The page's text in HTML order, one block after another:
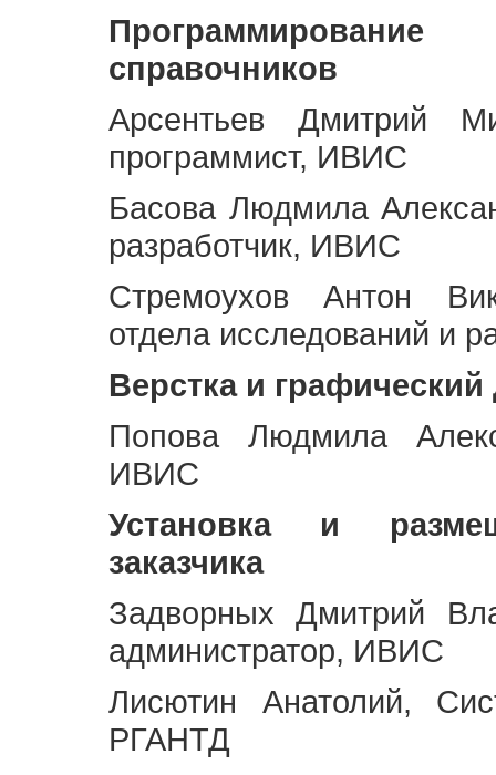
Программирование
справочников
Арсентьев Дмитрий
программист, ИВИС
Басова Людмила
разработчик, ИВИС
Стремоухов Антон
отдела исследований и
Верстка и графический
Попова Людмила
ИВИС
Установка и
заказчика
Задворных Дмитрий
администратор, ИВИС
Лисютин Анатолий,
РГАНТД